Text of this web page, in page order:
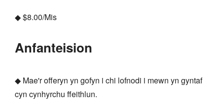
◆ $8.00/Mis
Anfanteision
◆ Mae'r offeryn yn gofyn i chi lofnodi i mewn yn gyntaf
cyn cynhyrchu ffeithlun.